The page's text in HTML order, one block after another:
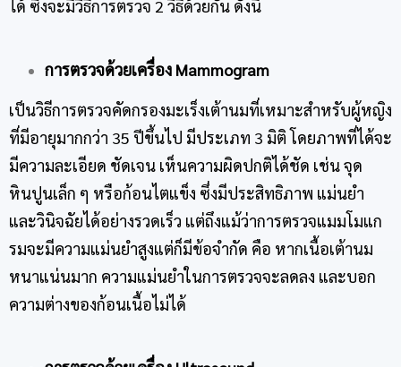
ได้ ซึ่งจะมีวิธีการตรวจ 2 วิธีด้วยกัน ดังนี้
การตรวจด้วยเครื่อง Mammogram
เป็นวิธีการตรวจคัดกรองมะเร็งเต้านมที่เหมาะสำหรับผู้หญิง
ที่มีอายุมากกว่า 35 ปีขึ้นไป มีประเภท 3 มิติ โดยภาพที่ได้จะ
มีความละเอียด ชัดเจน เห็นความผิดปกติได้ชัด เช่น จุด
หินปูนเล็ก ๆ หรือก้อนไตแข็ง ซึ่งมีประสิทธิภาพ แม่นยำ
และวินิจฉัยได้อย่างรวดเร็ว แต่ถึงแม้ว่าการตรวจแมมโมแก
รมจะมีความแม่นยำสูงแต่ก็มีข้อจำกัด คือ หากเนื้อเต้านม
หนาแน่นมาก ความแม่นยำในการตรวจจะลดลง และบอก
ความต่างของก้อนเนื้อไม่ได้